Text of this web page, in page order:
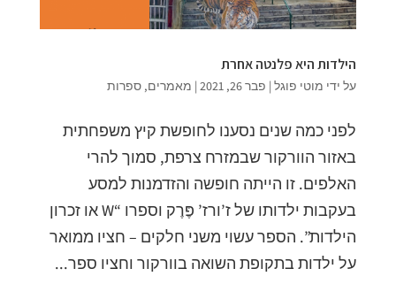
הילדות היא פלנטה אחרת
על ידי מוטי פוגל| פבר 26, 2021 | מאמרים, ספרות
לפני כמה שנים נסענו לחופשת קיץ משפחתית
באזור הוורקור שבמזרח צרפת, סמוך להרי
האלפים. זו הייתה חופשה והזדמנות למסע
בעקבות ילדותו של ז’ורז’ פֶּרֶק וספרו “W או זכרון
הילדות”. הספר עשוי משני חלקים – חציו ממואר
על ילדות בתקופת השואה בוורקור וחציו ספר...